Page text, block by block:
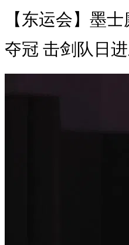
【东运会】墨
夺冠 击剑队日